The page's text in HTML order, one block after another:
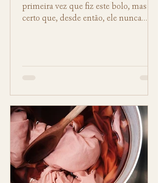
primeira vez que fiz este bolo, mas é
certo que, desde então, ele nunca